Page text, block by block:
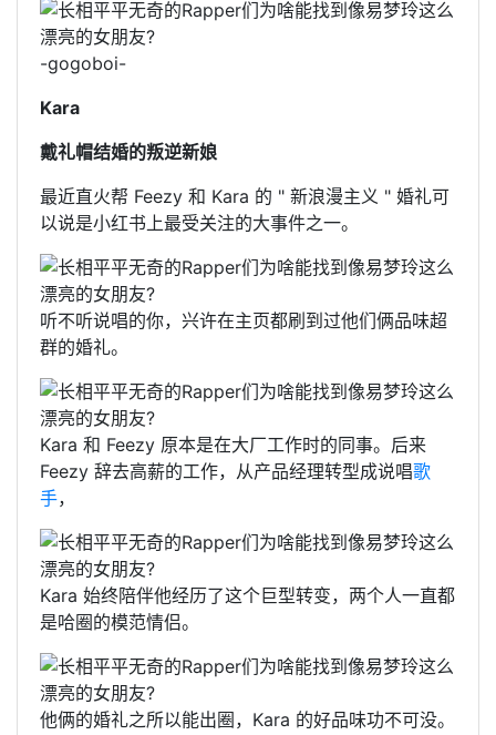
-gogoboi-
Kara
戴礼帽结婚的叛逆新娘
最近直火帮 Feezy 和 Kara 的 " 新浪漫主义 " 婚礼可
以说是小红书上最受关注的大事件之一。
听不听说唱的你，兴许在主页都刷到过他们俩品味超
群的婚礼。
Kara 和 Feezy 原本是在大厂工作时的同事。后来
Feezy 辞去高薪的工作，从产品经理转型成说唱歌
手，
Kara 始终陪伴他经历了这个巨型转变，两个人一直都
是哈圈的模范情侣。
他俩的婚礼之所以能出圈，Kara 的好品味功不可没。